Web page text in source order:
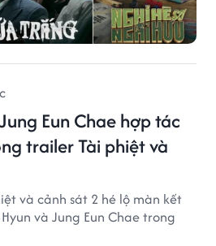
Eun Chae hợp tác
trailer Tài phiệt và
và cảnh sát 2 hé lộ màn kết
và Jung Eun Chae trong